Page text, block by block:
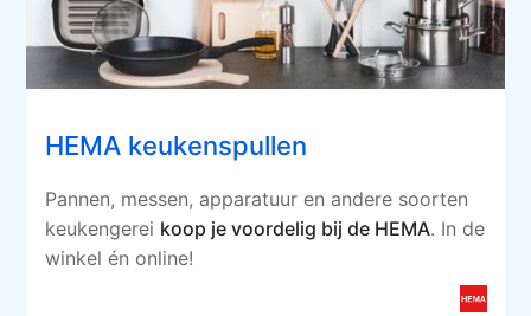
HEMA keukenspullen
Pannen, messen, apparatuur en andere soorten
keukengerei koop je voordelig bij de HEMA. In de
winkel én online!